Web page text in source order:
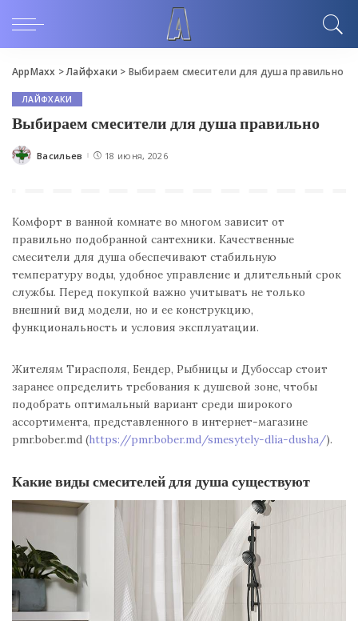
AppMaxx >Лайфхаки > Выбираем смесители для душа правильно
ЛАЙФХАКИ
Выбираем смесители для душа правильно
Posted
Васильев 18 июня, 2026
Комфорт в ванной комнате во многом зависит от
правильно подобранной сантехники. Качественные
смесители для душа обеспечивают стабильную
температуру воды, удобное управление и длительный срок
службы. Перед покупкой важно учитывать не только
внешний вид модели, но и ее конструкцию,
функциональность и условия эксплуатации.
Жителям Тирасполя, Бендер, Рыбницы и Дубоссар стоит
заранее определить требования к душевой зоне, чтобы
подобрать оптимальный вариант среди широкого
ассортимента, представленного в интернет-магазине
pmr.bober.md (https://pmr.bober.md/smesytely-dlia-dusha/).
Какие виды смесителей для душа существуют